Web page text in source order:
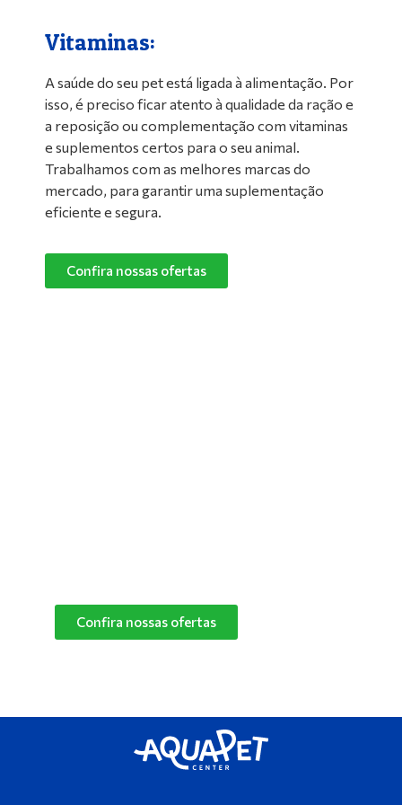
Vitaminas:
A saúde do seu pet está ligada à alimentação. Por
isso, é preciso ficar atento à qualidade da ração e
a reposição ou complementação com vitaminas
e suplementos certos para o seu animal.
Trabalhamos com as melhores marcas do
mercado, para garantir uma suplementação
eficiente e segura.
Confira nossas ofertas
Confira nossas ofertas